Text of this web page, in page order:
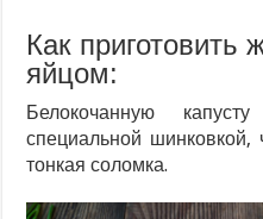
Как приготовить
яйцом:
Белокочанную
специальной шинковкой,
тонкая соломка.